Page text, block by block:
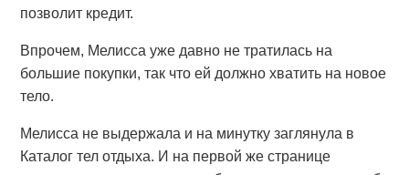
позволит кредит.
Впрочем, Мелисса уже давно не тратилась на
большие покупки, так что ей должно хватить на новое
тело.
Мелисса не выдержала и на минутку заглянула в
Каталог тел отдыха. И на первой же странице